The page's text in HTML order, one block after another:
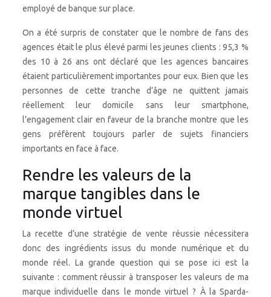
employé de banque sur place.
On a été surpris de constater que le nombre de fans des
agences était le plus élevé parmi les jeunes clients : 95,3 %
des 10 à 26 ans ont déclaré que les agences bancaires
étaient particulièrement importantes pour eux. Bien que les
personnes de cette tranche d’âge ne quittent jamais
réellement leur domicile sans leur smartphone,
l’engagement clair en faveur de la branche montre que les
gens préfèrent toujours parler de sujets financiers
importants en face à face.
Rendre les valeurs de la
marque tangibles dans le
monde virtuel
La recette d’une stratégie de vente réussie nécessitera
donc des ingrédients issus du monde numérique et du
monde réel. La grande question qui se pose ici est la
suivante : comment réussir à transposer les valeurs de ma
marque individuelle dans le monde virtuel ? À la Sparda-